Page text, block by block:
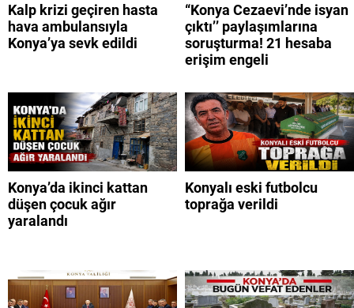
Kalp krizi geçiren hasta
hava ambulansıyla
Konya’ya sevk edildi
“Konya Cezaevi’nde isyan
çıktı’’ paylaşımlarına
soruşturma! 21 hesaba
erişim engeli
Konya’da ikinci kattan
düşen çocuk ağır
yaralandı
Konyalı eski futbolcu
toprağa verildi